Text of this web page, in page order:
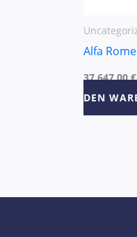
Alfa
37.647,00€
DEN